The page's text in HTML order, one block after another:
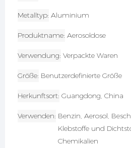
Metalltyp Aluminium
Produktname Aerosoldose
Verwendung Verpackte Waren
Größe Benutzerdefinierte Größe
Herkunftsort Guangdong, China
Verwenden Benzin, Aerosol,
Klebstoffe und
Chemikalien